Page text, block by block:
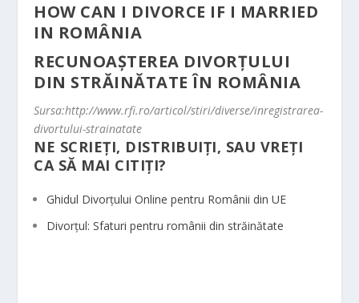
HOW CAN I DIVORCE IF I MARRIED
IN ROMÂNIA
RECUNOAȘTEREA DIVORȚULUI
DIN STRĂINĂTATE ÎN ROMÂNIA
Sursa:http://www.rfi.ro/articol/stiri/diverse/inregistrarea-
divortului-strainatate
NE SCRIEȚI, DISTRIBUIȚI, SAU VREȚI
CA SĂ MAI CITIȚI?
Ghidul Divorțului Online pentru Românii din UE
Divorțul: Sfaturi pentru românii din străinătate